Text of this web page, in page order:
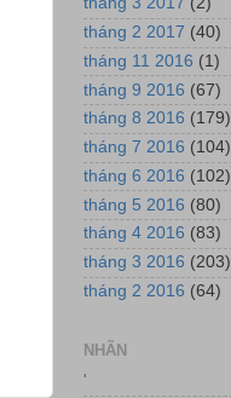
tháng 2 2017 (40)
tháng 11 2016 (1)
tháng 9 2016 (67)
tháng 8 2016 (179)
tháng 7 2016 (104)
tháng 6 2016 (102)
tháng 5 2016 (80)
tháng 4 2016 (83)
tháng 3 2016 (203)
tháng 2 2016 (64)
NHÃN
'